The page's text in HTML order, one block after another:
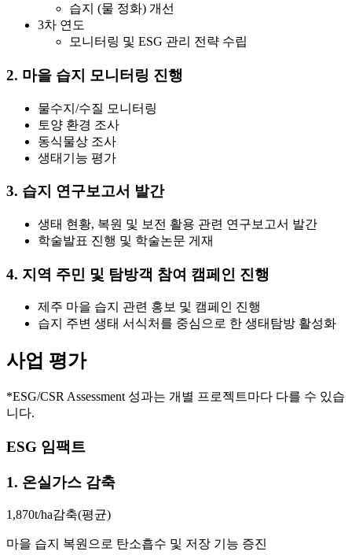
습지 (물 정화) 개선
3차 연도
모니터링 및 ESG 관리 전략 수립
2. 마을 습지 모니터링 진행
물수지/수질 모니터링
토양 환경 조사
동식물상 조사
생태기능 평가
3. 습지 연구보고서 발간
생태 현황, 복원 및 보전 활용 관련 연구보고서 발간
학술발표 진행 및 학술논문 게재
4. 지역 주민 및 탐방객 참여 캠페인 진행
제주 마을 습지 관련 홍보 및 캠페인 진행
습지 주변 생태 서식처를 중심으로 한 생태탐방 활성화
사업 평가
*ESG/CSR Assessment 성과는 개별 프로젝트마다 다를 수 있습
니다.
ESG 임팩트
1. 온실가스 감축
1,870t/ha감축(평균)
마을 습지 복원으로 탄소흡수 및 저장 기능 증진